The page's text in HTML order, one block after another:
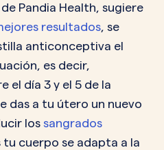
Pandia Health, sugiere
resultados, se
anticonceptiva el
es decir,
el día 3 y el 5 de la
das a tu útero un nuevo
los sangrados
tu cuerpo se adapta a la